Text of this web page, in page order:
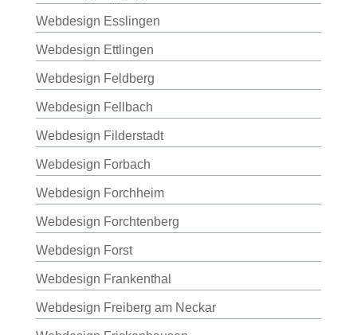
Webdesign Esslingen
Webdesign Ettlingen
Webdesign Feldberg
Webdesign Fellbach
Webdesign Filderstadt
Webdesign Forbach
Webdesign Forchheim
Webdesign Forchtenberg
Webdesign Forst
Webdesign Frankenthal
Webdesign Freiberg am Neckar